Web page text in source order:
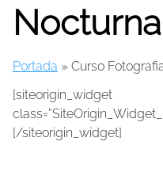
Portada » Curso
[siteorigin_widget
[/siteorigin_widget]